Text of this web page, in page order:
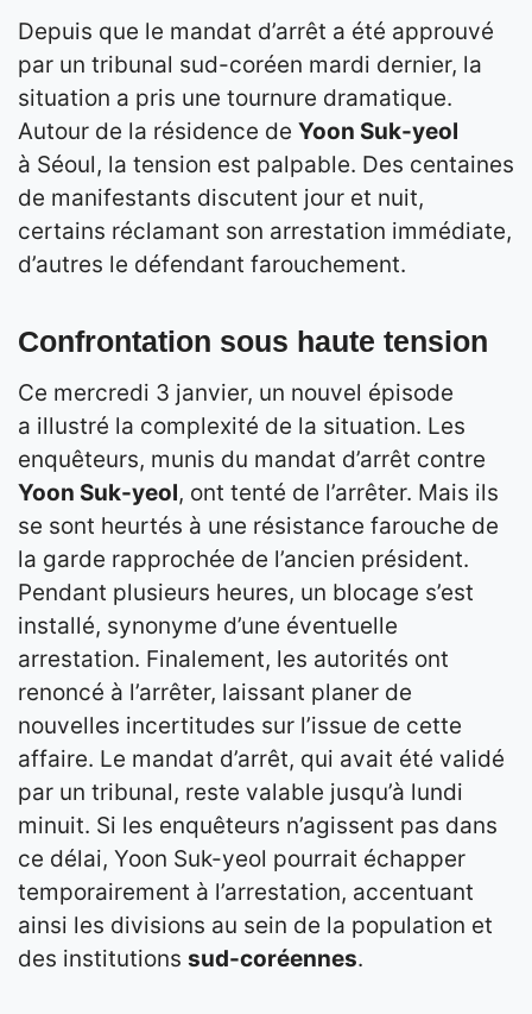
Depuis que le mandat d’arrêt a été approuvé
par un tribunal sud-coréen mardi dernier, la
situation a pris une tournure dramatique.
Autour de la résidence de Yoon Suk-yeol
à Séoul, la tension est palpable. Des centaines
de manifestants discutent jour et nuit,
certains réclamant son arrestation immédiate,
d’autres le défendant farouchement.
Confrontation sous haute tension
Ce mercredi 3 janvier, un nouvel épisode
a illustré la complexité de la situation. Les
enquêteurs, munis du mandat d’arrêt contre
Yoon Suk-yeol, ont tenté de l’arrêter. Mais ils
se sont heurtés à une résistance farouche de
la garde rapprochée de l’ancien président.
Pendant plusieurs heures, un blocage s’est
installé, synonyme d’une éventuelle
arrestation. Finalement, les autorités ont
renoncé à l’arrêter, laissant planer de
nouvelles incertitudes sur l’issue de cette
affaire. Le mandat d’arrêt, qui avait été validé
par un tribunal, reste valable jusqu’à lundi
minuit. Si les enquêteurs n’agissent pas dans
ce délai, Yoon Suk-yeol pourrait échapper
temporairement à l’arrestation, accentuant
ainsi les divisions au sein de la population et
des institutions sud-coréennes.